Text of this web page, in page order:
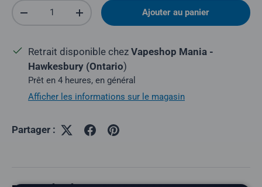
Quantité
Réduire la quantitéAugmenter la quantitéAjouter au panier
Retrait disponible chez Vapeshop Mania -
Hawkesbury (Ontario)
Prêt en 4 heures, en général
Afficher les informations sur le magasin
Partager :